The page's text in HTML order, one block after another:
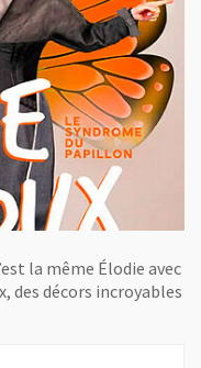
la même Élodie avec
des décors incroyables